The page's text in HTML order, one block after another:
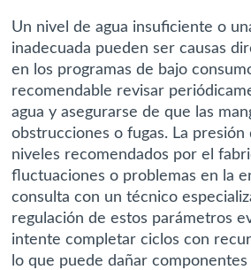
Un nivel de agua insuficiente o
inadecuada pueden ser causas
en los programas de bajo
recomendable revisar
agua y asegurarse de que las
obstrucciones o fugas. La presión
niveles recomendados por el
fluctuaciones o problemas en la
consulta con un técnico
regulación de estos parámetros
intente completar ciclos con
lo que puede dañar